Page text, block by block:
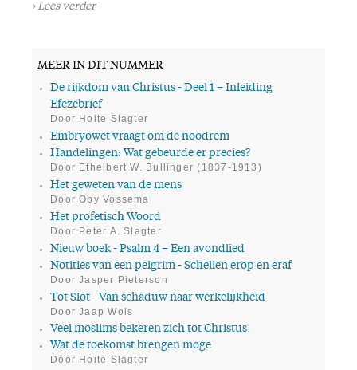
Lees verder
MEER IN DIT NUMMER
De rijkdom van Christus - Deel 1 – Inleiding
Efezebrief
Door Hoite Slagter
Embryowet vraagt om de noodrem
Handelingen: Wat gebeurde er precies?
Door Ethelbert W. Bullinger (1837-1913)
Het geweten van de mens
Door Oby Vossema
Het profetisch Woord
Door Peter A. Slagter
Nieuw boek - Psalm 4 – Een avondlied
Notities van een pelgrim - Schellen erop en eraf
Door Jasper Pieterson
Tot Slot - Van schaduw naar werkelijkheid
Door Jaap Wols
Veel moslims bekeren zich tot Christus
Wat de toekomst brengen moge
Door Hoite Slagter